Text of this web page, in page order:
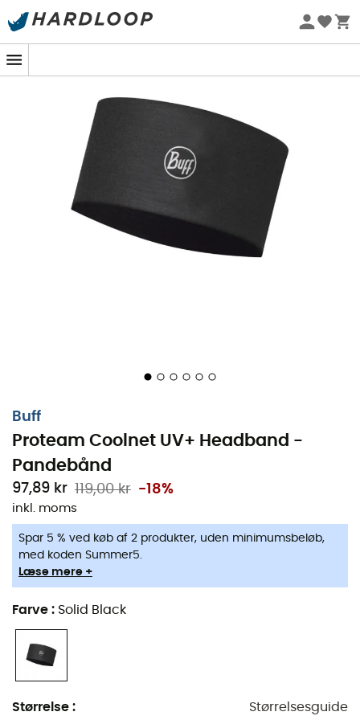
-5% Extra - Kode Summer5
Buff
Proteam Coolnet UV+ Headband -
Pandebånd
97,89 kr 119,00 kr -18%
inkl. moms
Spar 5 % ved køb af 2 produkter, uden minimumsbeløb,
med koden Summer5.
Læse mere +
Farve : Solid Black
Størrelse : Størrelsesguide
Pandebåndet CoolNet® UV+
det ideelle tilbehør til både
være den optimale pasform og en sømløs konstruktion,
bruges hele året rundt. Om sommeren absorberer